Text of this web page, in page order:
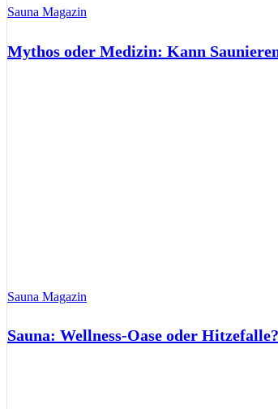
Sauna Magazin
Mythos oder Medizin: Kann
Sauna Magazin
Sauna: Wellness-Oase oder